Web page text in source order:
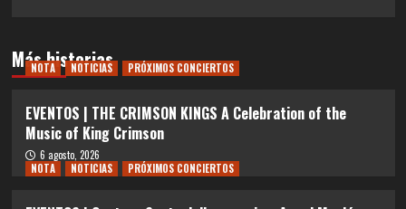
Más historias
NOTA NOTICIAS PRÓXIMOS CONCIERTOS
EVENTOS | THE CRIMSON KINGS A Celebration of the
Music of King Crimson
6 agosto, 2026
NOTA
NOTICIAS PRÓXIMOS CONCIERTOS